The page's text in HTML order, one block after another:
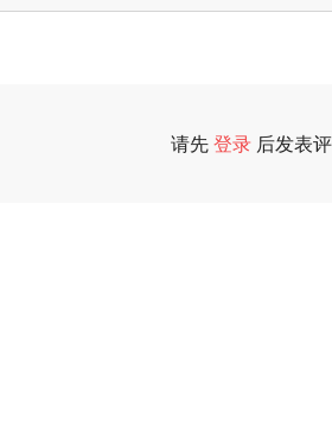
请先登录 后发表